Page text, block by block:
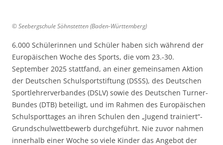
© Seebergschule Söhnstetten (Baden-Württemberg)
6.000 Schülerinnen und Schüler haben sich während der
Europäischen Woche des Sports, die vom 23.-30.
September 2025 stattfand, an einer gemeinsamen Aktion
der Deutschen Schulsportstiftung (DSSS), des Deutschen
Sportlehrerverbandes (DSLV) sowie des Deutschen Turner-
Bundes (DTB) beteiligt, und im Rahmen des Europäischen
Schulsporttages an ihren Schulen den „Jugend trainiert“-
Grundschulwettbewerb durchgeführt. Nie zuvor nahmen
innerhalb einer Woche so viele Kinder das Angebot der